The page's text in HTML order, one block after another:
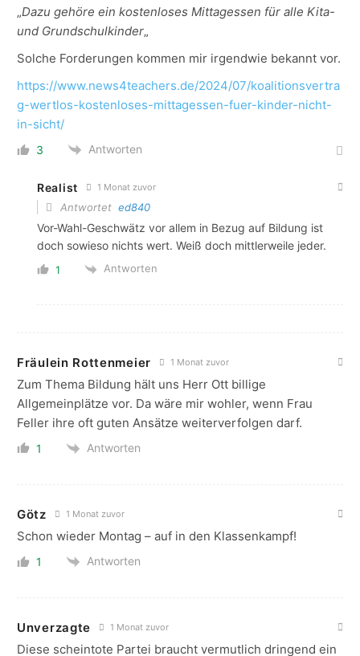
„Dazu gehöre ein kostenloses Mittagessen für alle Kita-
und Grundschulkinder„
Solche Forderungen kommen mir irgendwie bekannt vor.
https://www.news4teachers.de/2024/07/koalitionsvertra
g-wertlos-kostenloses-mittagessen-fuer-kinder-nicht-
in-sicht/
3 Antworten
Realist 1 Monat zuvor
Antwortet ed840
Vor-Wahl-Geschwätz vor allem in Bezug auf Bildung ist
doch sowieso nichts wert. Weiß doch mittlerweile jeder.
1 Antworten
Fräulein Rottenmeier 1 Monat zuvor
Zum Thema Bildung hält uns Herr Ott billige
Allgemeinplätze vor. Da wäre mir wohler, wenn Frau
Feller ihre oft guten Ansätze weiterverfolgen darf.
1 Antworten
Götz 1 Monat zuvor
Schon wieder Montag – auf in den Klassenkampf!
1 Antworten
Unverzagte 1 Monat zuvor
Diese scheintote Partei braucht vermutlich dringend ein